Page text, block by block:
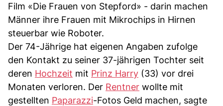
Film «Die Frauen von Stepford» - darin machen
Männer ihre Frauen mit Mikrochips in Hirnen
steuerbar wie Roboter.
Der 74-Jährige hat eigenen Angaben zufolge
den Kontakt zu seiner 37-jährigen Tochter seit
deren Hochzeit mit Prinz Harry (33) vor drei
Monaten verloren. Der Rentner wollte mit
gestellten Paparazzi-Fotos Geld machen, sagte